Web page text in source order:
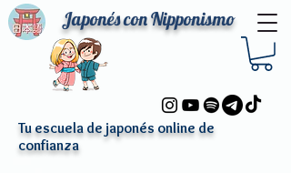
Japonéscon Nipponismo
Tu escuela de japonés online de
confianza